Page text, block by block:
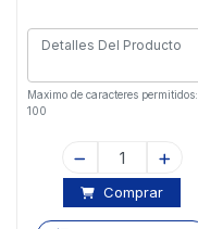
Maximo de caracteres permitidos:
100
Comprar